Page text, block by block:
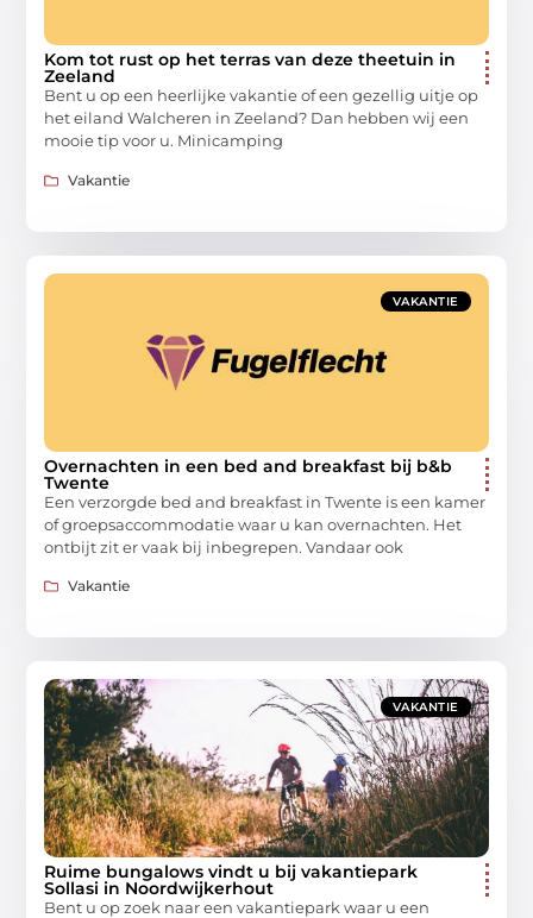
Kom tot rust op het terras van deze theetuin in
Zeeland
Bent u op een heerlijke vakantie of een gezellig uitje op
het eiland Walcheren in Zeeland? Dan hebben wij een
mooie tip voor u. Minicamping
Vakantie
VAKANTIE
Overnachten in een bed and breakfast bij b&b
Twente
Een verzorgde bed and breakfast in Twente is een kamer
of groepsaccommodatie waar u kan overnachten. Het
ontbijt zit er vaak bij inbegrepen. Vandaar ook
Vakantie
VAKANTIE
Ruime bungalows vindt u bij vakantiepark
Sollasi in Noordwijkerhout
Bent u op zoek naar een vakantiepark waar u een